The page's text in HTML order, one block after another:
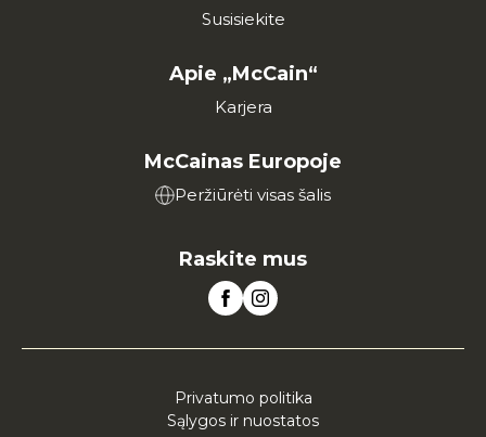
Susisiekite
Apie „McCain“
Karjera
McCainas Europoje
Peržiūrėti visas šalis
Raskite mus
Privatumo politika
Sąlygos ir nuostatos